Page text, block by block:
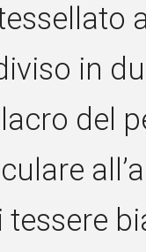
in
del